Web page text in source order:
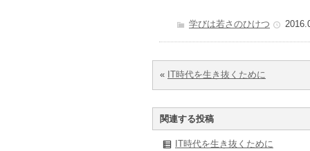
学びは若さのひけつ
« IT時代を生き抜くために
関連する投稿
IT時代を生き抜くために